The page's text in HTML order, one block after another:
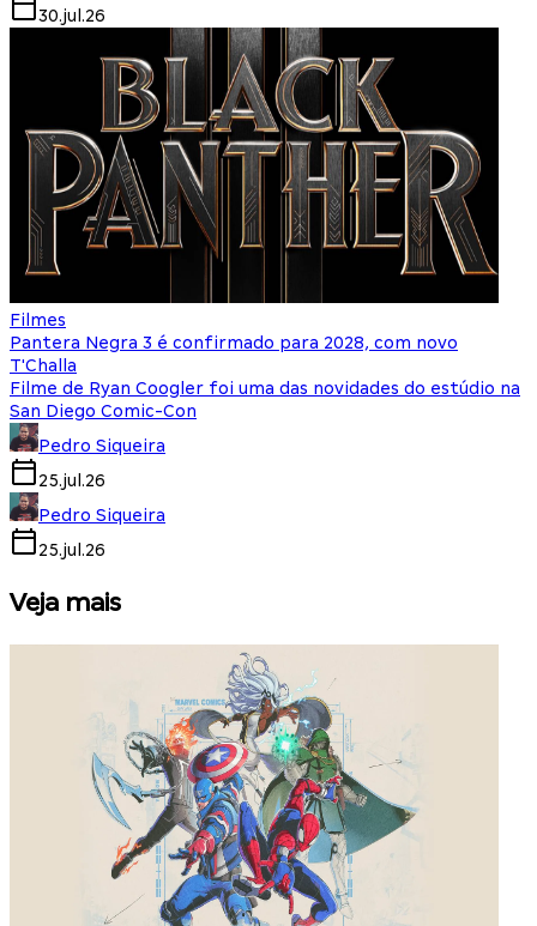
30.jul.26
Filmes
Pantera Negra 3 é confirmado para 2028, com novo
T'Challa
Filme de Ryan Coogler foi uma das novidades do estúdio na
San Diego Comic-Con
Pedro Siqueira
25.jul.26
Pedro Siqueira
25.jul.26
Veja mais